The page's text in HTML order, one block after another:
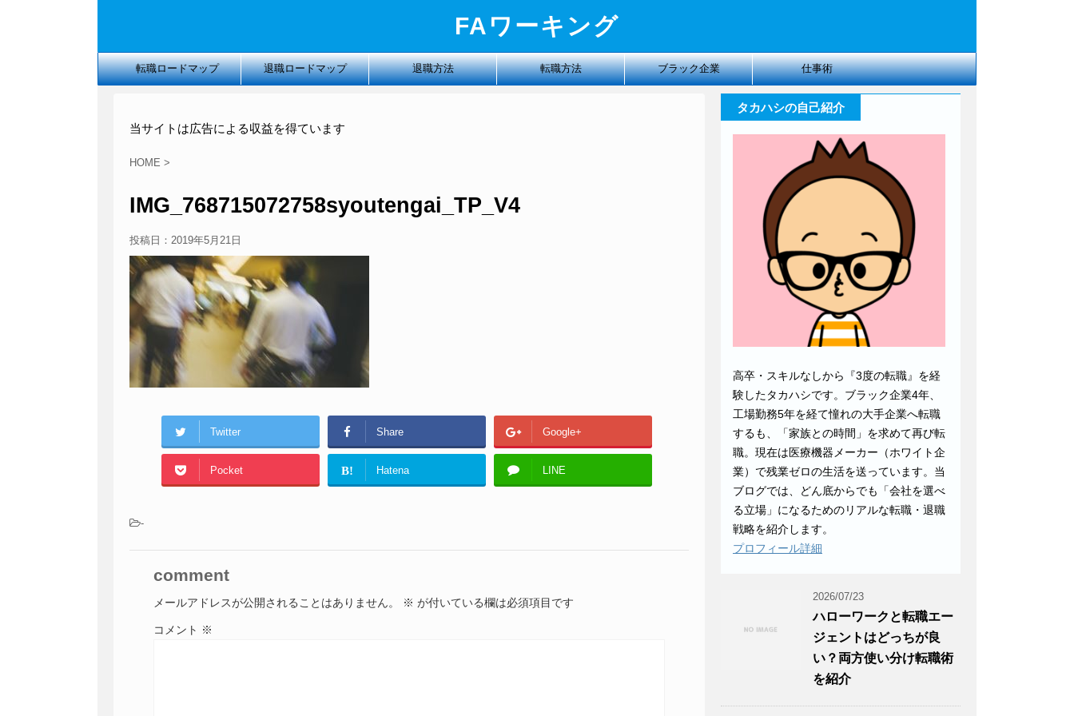
FAワーキング
転職ロードマップ 退職ロードマップ 退職方法 転職方法 ブラック企業 仕事術
当サイトは広告による収益を得ています
HOME >
IMG_768715072758syoutengai_TP_V4
投稿日： 2019年5月21日
Twitter Share Google+
Pocket B! Hatena LINE
-
comment
メールアドレスが公開されることはありません。 ※ が付いている欄は必須項目です
コメント ※
タカハシの自己紹介
高卒・スキルなしから『3度の転職』を経
験したタカハシです。ブラック企業4年、
工場勤務5年を経て憧れの大手企業へ転職
するも、「家族との時間」を求めて再び転
職。現在は医療機器メーカー（ホワイト企
業）で残業ゼロの生活を送っています。当
ブログでは、どん底からでも「会社を選べ
る立場」になるためのリアルな転職・退職
戦略を紹介します。
プロフィール詳細
2026/07/23
ハローワークと転職エー
ジェントはどっちが良
い？両方使い分け転職術
を紹介